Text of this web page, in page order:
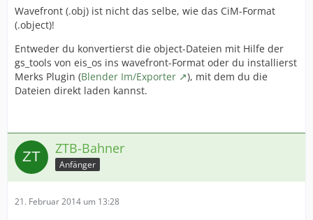
Wavefront (.obj) ist nicht das selbe, wie das CiM-Format
(.object)!
Entweder du konvertierst die object-Dateien mit Hilfe der
gs_tools von eis_os ins wavefront-Format oder du installierst
Merks Plugin (Blender Im/Exporter
), mit dem du die
Dateien direkt laden kannst.
ZTB-Bahner
Anfänger
21. Februar 2014 um 13:28